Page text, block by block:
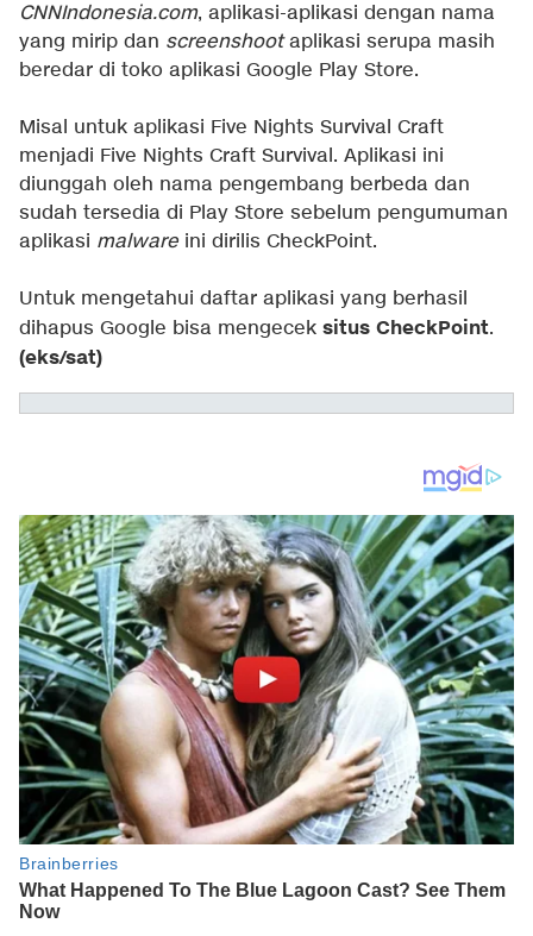
CNNIndonesia.com, aplikasi-aplikasi dengan nama
yang mirip dan screenshootaplikasi serupa masih
beredar di toko aplikasi Google Play Store.
Misal untuk aplikasi Five Nights Survival Craft
menjadi Five Nights Craft Survival. Aplikasi ini
diunggah oleh nama pengembang berbeda dan
sudah tersedia di Play Store sebelum pengumuman
aplikasi malware ini dirilis CheckPoint.
Untuk mengetahui daftar aplikasi yang berhasil
dihapus Google bisa mengecek situs CheckPoint.
(eks/sat)